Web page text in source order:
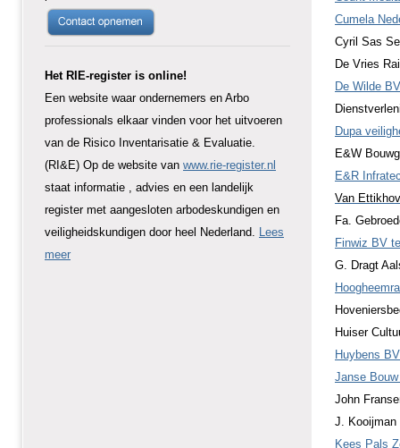
Het RIE-register is online!
Een website waar ondernemers en Arbo
professionals elkaar vinden voor het uitvoeren
van de Risico Inventarisatie & Evaluatie.
(RI&E) Op de website van www.rie-register.nl
staat informatie , advies en een landelijk
register met aangesloten arbodeskundigen en
veiligheidskundigen door heel Nederland.
Lees
meer
Cumela
Cyril Sas
De Vries
De Wilde
Dupa
E&W
E&R
Van
Fa.
Finwiz BV
G. Dragt
Huiser
Huybens
Janse
John
J. Kooijman
Kees Pals